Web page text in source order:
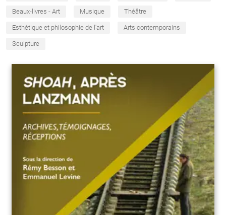
Beaux-livres - Art Musique Théâtre
Esthétique et philosophie de l'art Arts contemporains
Sculpture